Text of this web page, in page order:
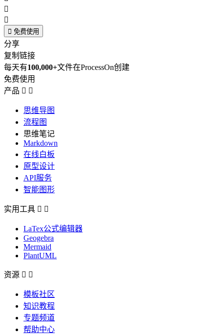


 免费使用
分享
复制链接
每天有100,000+文件在ProcessOn创建
免费使用
产品  
思维导图
流程图
思维笔记
Markdown
在线白板
原型设计
API服务
智能图形
实用工具  
LaTex公式编辑器
Geogebra
Mermaid
PlantUML
资源  
模板社区
知识教程
专题频道
帮助中心